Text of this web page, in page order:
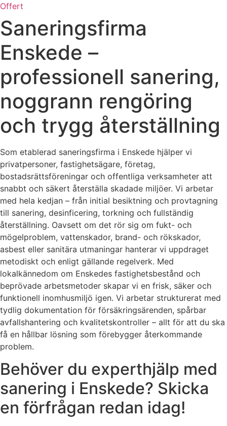
Offert
Saneringsfirma
Enskede –
professionell sanering,
noggrann rengöring
och trygg återställning
Som etablerad saneringsfirma i Enskede hjälper vi
privatpersoner, fastighetsägare, företag,
bostadsrättsföreningar och offentliga verksamheter att
snabbt och säkert återställa skadade miljöer. Vi arbetar
med hela kedjan – från initial besiktning och provtagning
till sanering, desinficering, torkning och fullständig
återställning. Oavsett om det rör sig om fukt- och
mögelproblem, vattenskador, brand- och rökskador,
asbest eller sanitära utmaningar hanterar vi uppdraget
metodiskt och enligt gällande regelverk. Med
lokalkännedom om Enskedes fastighetsbestånd och
beprövade arbetsmetoder skapar vi en frisk, säker och
funktionell inomhusmiljö igen. Vi arbetar strukturerat med
tydlig dokumentation för försäkringsärenden, spårbar
avfallshantering och kvalitetskontroller – allt för att du ska
få en hållbar lösning som förebygger återkommande
problem.
Behöver du experthjälp med
sanering i Enskede? Skicka
en förfrågan redan idag!